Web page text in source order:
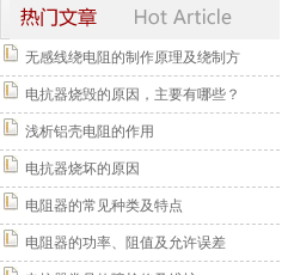
无感线绕电阻的制作原理及绕制方
电抗器烧毁的原因，主要有哪些？
浅析铝壳电阻的作用
电抗器烧坏的原因
电阻器的常见种类及特点
电阻器的功率、阻值及允许误差